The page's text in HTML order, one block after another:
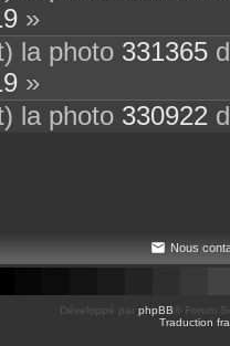
»
la photo 331365
»
la photo 330922
Nous
Développé par phpBB ® Forum
Traduction